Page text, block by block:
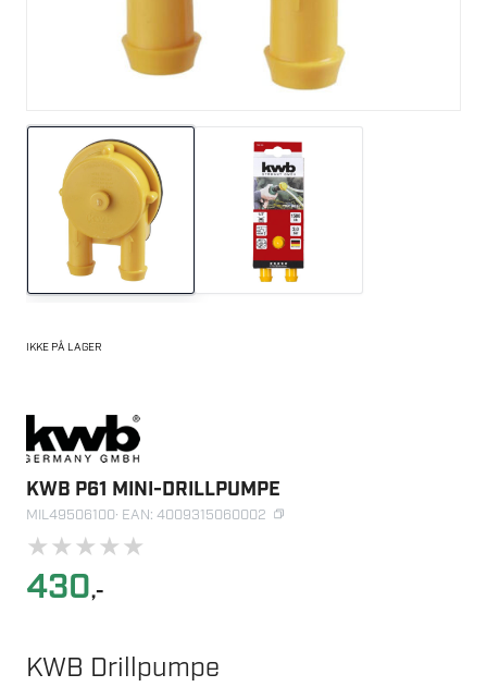
IKKE PÅ LAGER
KWB P61 MINI-DRILLPUMPE
MIL49506100· EAN: 4009315060002
★★★★★
430,-
KWB Drillpumpe